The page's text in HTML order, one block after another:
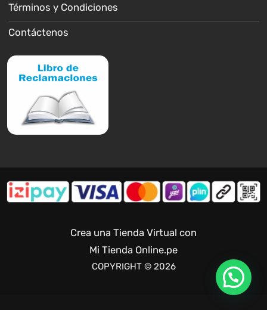
Términos y Condiciones
Contáctenos
Crea una Tienda Virtual con
Mi Tienda Online.pe
COPYRIGHT © 2026